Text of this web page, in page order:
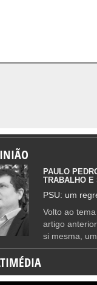
PAULO
TRABALHO E
PSU: um
Volto ao
artigo
si mesma,